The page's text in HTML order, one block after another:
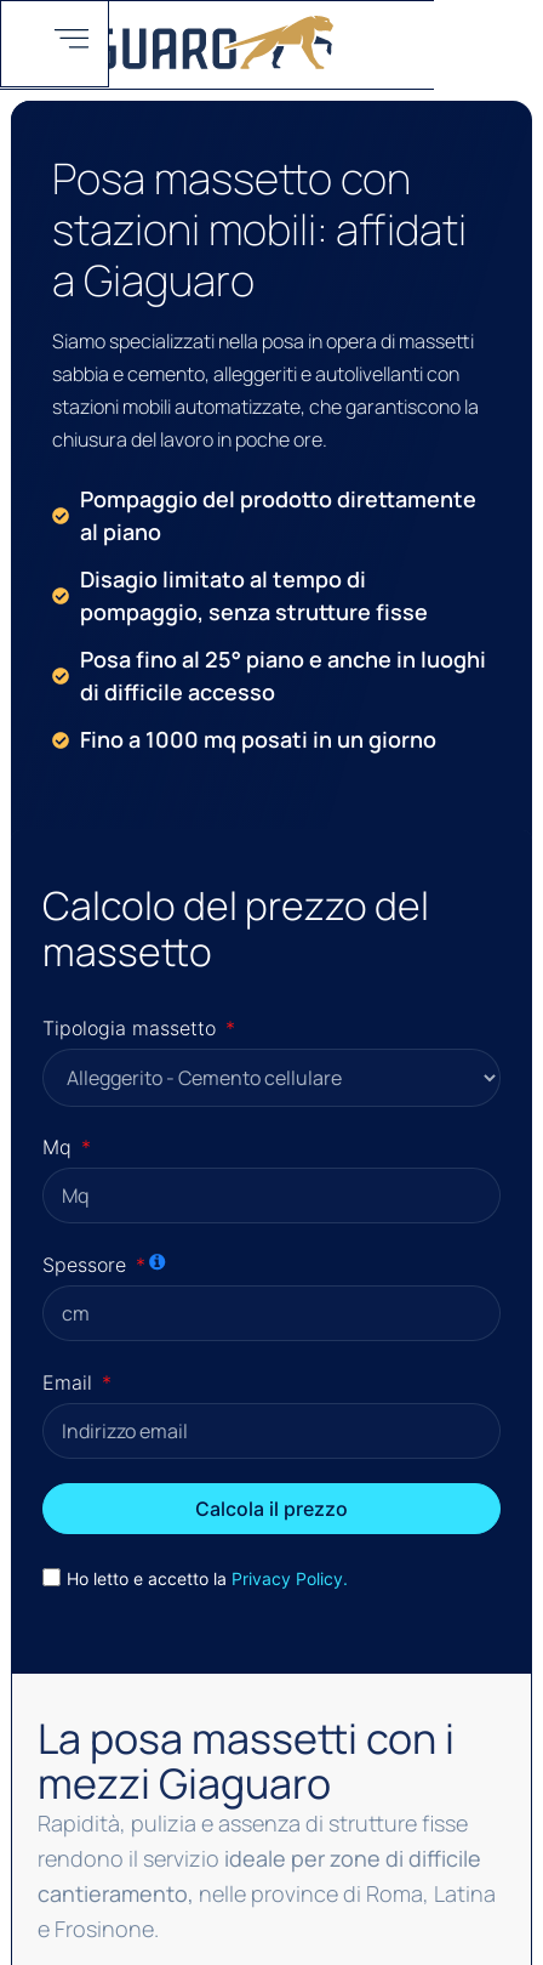
Posa massetto con
stazioni mobili: affidati
a Giaguaro
Siamo specializzati nella posa in opera di massetti
sabbia e cemento, alleggeriti e autolivellanti con
stazioni mobili automatizzate, che garantiscono la
chiusura del lavoro in poche ore.
Pompaggio del prodotto direttamente
al piano
Disagio limitato al tempo di
pompaggio, senza strutture fisse
Posa fino al 25° piano e anche in luoghi
di difficile accesso
Fino a 1000 mq posati in un giorno
Calcolo del prezzo del
massetto
Tipologia massetto
Mq
Spessore
Email
Calcola il prezzo
Ho letto e accetto la Privacy Policy.
La posa massetti con i
mezzi Giaguaro
Rapidità, pulizia e assenza di strutture fisse
rendono il servizio ideale per zone di difficile
cantieramento, nelle province di Roma, Latina
e Frosinone.